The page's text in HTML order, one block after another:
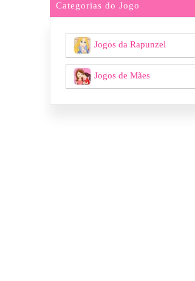
Categorias do Jogo
Jogos da Rapunzel
Jogos de Mães